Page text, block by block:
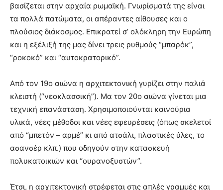
βασίζεται στην αρχαία ρωμαϊκή. Γνωρίσματά της είναι
τα πολλά πατώματα, οι απέραντες αίθουσες και ο
πλούσιος διάκοσμος. Επικρατεί σ’ ολόκληρη την Ευρώπη
και η εξέλιξή της μας δίνει τρεις ρυθμούς “μπαρόκ”,
“ροκοκό” και “αυτοκρατορικό”.
Από τον 19ο αιώνα η αρχιτεκτονική γυρίζει στην παλιά
κλειστή (“νεοκλασσική”). Μα τον 20ο αιώνα γίνεται μια
τεχνική επανάσταση. Χρησιμοποιούνται καινούρια
υλικά, νέες μέθοδοι και νέες εφευρέσεις (όπως σκελετοί
από “μπετόν – αρμέ” κι από ατσάλι, πλαστικές ύλες, το
ασανσέρ κλπ.) που οδηγούν στην κατασκευή
πολυκατοικιών και “ουρανοξυστών”.
Έτσι, η αρχιτεκτονική στρέφεται στις απλές γραμμές και